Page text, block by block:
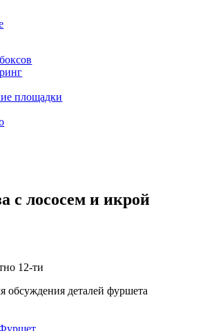
площадки
с лососем и икрой
12-ти
обсуждения деталей фуршета